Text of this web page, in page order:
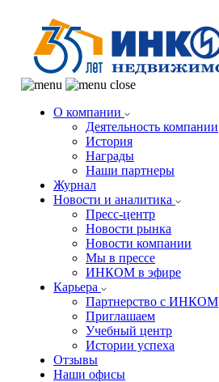
О компании
Деятельность компании
История
Награды
Наши партнеры
Журнал
Новости и аналитика
Пресс-центр
Новости рынка
Новости компании
Мы в прессе
ИНКОМ в эфире
Карьера
Партнерство с ИНКОМ
Приглашаем
Учебный центр
Истории успеха
Отзывы
Наши офисы